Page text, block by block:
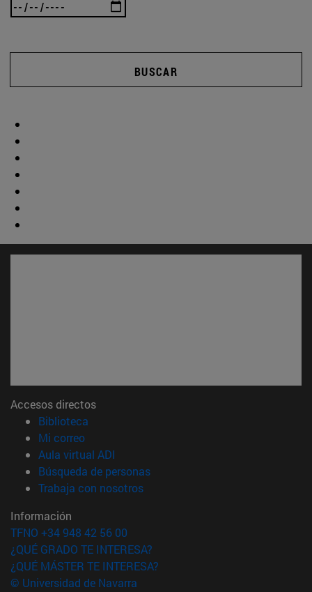
BUSCAR
Accesos directos
Biblioteca
Mi correo(abre en nueva ventana)
Aula virtual ADI
Búsqueda de personas(abre en nueva ventana)
Trabaja con nosotros(abre en nueva ventana)
Información
TFNO +34 948 42 56 00
¿QUÉ GRADO TE INTERESA?
¿QUÉ MÁSTER TE INTERESA?
© Universidad de Navarra